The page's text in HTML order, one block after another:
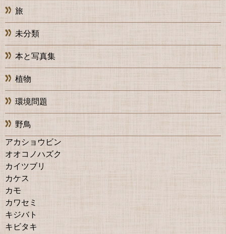
旅
未分類
本と写真集
植物
環境問題
野鳥
アカショウビン
オオコノハズク
カイツブリ
カケス
カモ
カワセミ
キジバト
キビタキ